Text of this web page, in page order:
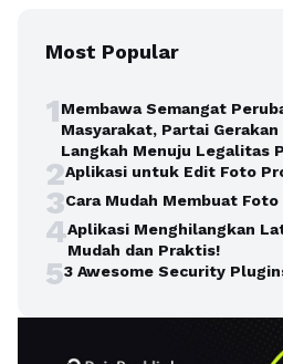
Most Popular
1Membawa Semangat
Masyarakat, Partai
Langkah Menuju Legalitas
2Aplikasi untuk Edit Foto
3Cara Mudah Membuat
4Aplikasi Menghilangkan
Mudah dan Praktis!
53 Awesome Security